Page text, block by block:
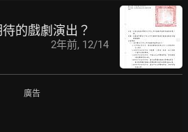
的戲劇演出？
2年前, 12/14
廣告